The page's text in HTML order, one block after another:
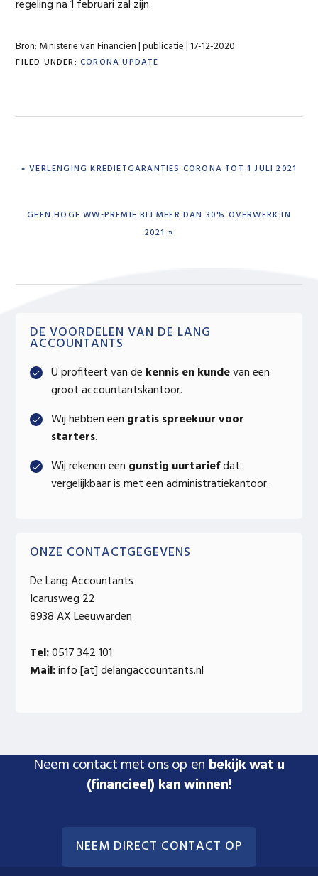
regeling na 1 februari zal zijn.
Bron: Ministerie van Financiën | publicatie | 17-12-2020
FILED UNDER: CORONA UPDATE
PREVIOUS
« VERLENGING KREDIETGARANTIES CORONA TOT 1 JULI 2021
NEXT
GEEN HOGE WW-PREMIE BIJ MEER DAN 30% OVERWERK IN
2021 »
Primary
Sidebar
DE VOORDELEN VAN DE LANG
ACCOUNTANTS
U profiteert van de kennis en kundevan een
groot accountantskantoor.
Wij hebben een gratis spreekuur voor
starters.
Wij rekenen een gunstig uurtariefdat
vergelijkbaar is met een administratiekantoor.
ONZE CONTACTGEGEVENS
De Lang Accountants
Icarusweg 22
8938 AX Leeuwarden
Tel:0517 342 101
Mail:info [at] delangaccountants.nl
Neem contact met ons op en bekijk wat u
(financieel) kan winnen!
NEEM DIRECT CONTACT OP